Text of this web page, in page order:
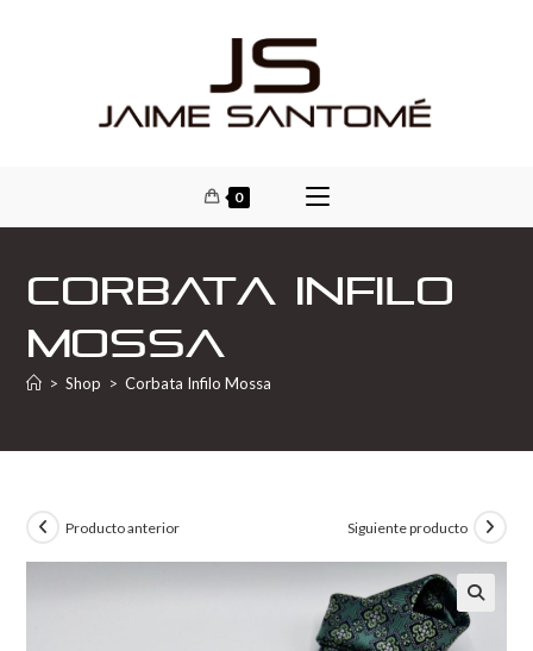
0
Corbata Infilo
Mossa
> Shop > Corbata Infilo Mossa
Producto anterior Siguiente producto